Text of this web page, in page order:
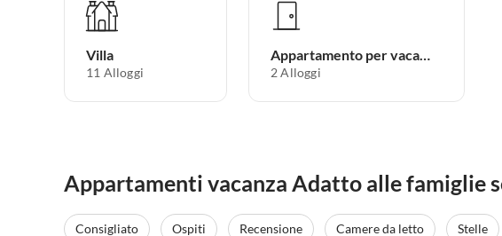
Villa
11 Alloggi
Appartamento per vacanze
2 Alloggi
Appartamenti vacanza Adatto alle famiglie
Consigliato Ospiti Recensione Camere da letto Stelle